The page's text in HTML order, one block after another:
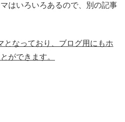
はいろいろあるので、別の記事
となっており、ブログ用にもホ
ができます。